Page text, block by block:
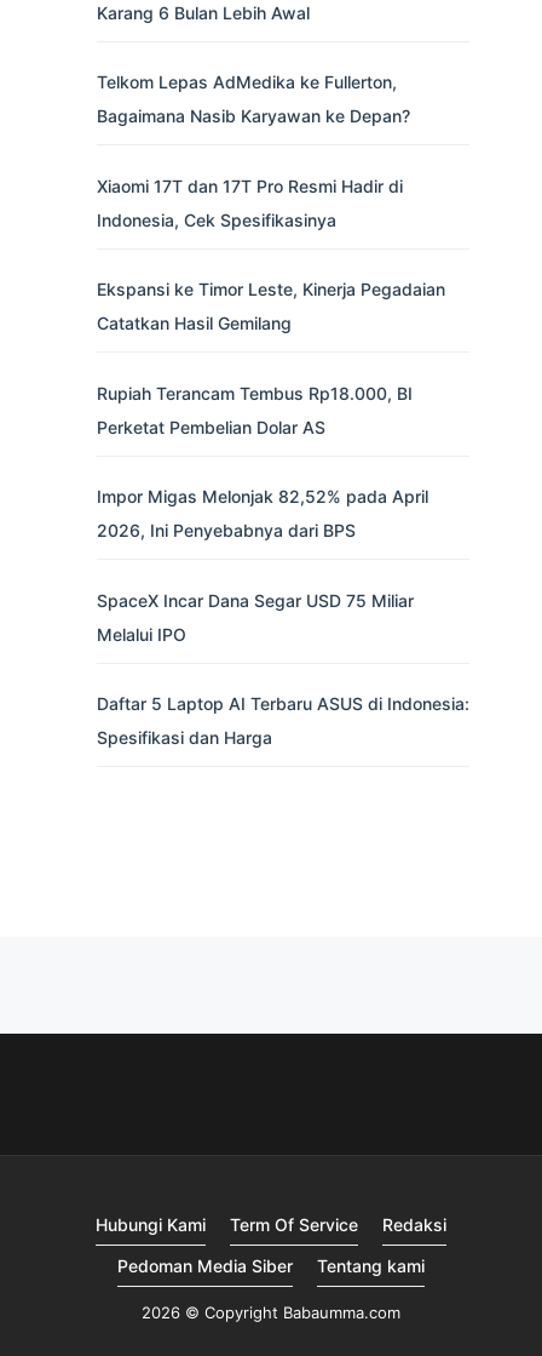
Karang 6 Bulan Lebih Awal
Telkom Lepas AdMedika ke Fullerton,
Bagaimana Nasib Karyawan ke Depan?
Xiaomi 17T dan 17T Pro Resmi Hadir di
Indonesia, Cek Spesifikasinya
Ekspansi ke Timor Leste, Kinerja Pegadaian
Catatkan Hasil Gemilang
Rupiah Terancam Tembus Rp18.000, BI
Perketat Pembelian Dolar AS
Impor Migas Melonjak 82,52% pada April
2026, Ini Penyebabnya dari BPS
SpaceX Incar Dana Segar USD 75 Miliar
Melalui IPO
Daftar 5 Laptop AI Terbaru ASUS di Indonesia:
Spesifikasi dan Harga
Hubungi Kami Term Of Service
Redaksi
Pedoman Media Siber
Tentang kami
2026 © Copyright Babaumma.com